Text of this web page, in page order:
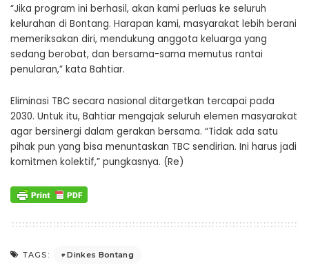
“Jika program ini berhasil, akan kami perluas ke seluruh
kelurahan di Bontang. Harapan kami, masyarakat lebih berani
memeriksakan diri, mendukung anggota keluarga yang
sedang berobat, dan bersama-sama memutus rantai
penularan,” kata Bahtiar.
Eliminasi TBC secara nasional ditargetkan tercapai pada
2030. Untuk itu, Bahtiar mengajak seluruh elemen masyarakat
agar bersinergi dalam gerakan bersama. “Tidak ada satu
pihak pun yang bisa menuntaskan TBC sendirian. Ini harus jadi
komitmen kolektif,” pungkasnya. (Re)
TAGS: Dinkes Bontang